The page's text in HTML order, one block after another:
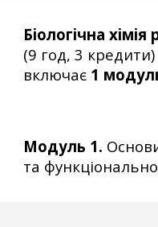
Біологічна хімія
(9 год,3 кредити)
включає 1 модул
Модуль 1.
та функціональної